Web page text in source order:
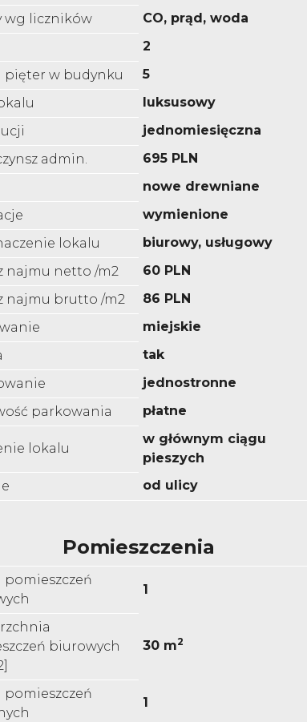
wg liczników
CO, prąd, woda
2
pięter w budynku
5
luksusowy
jednomiesięczna
admin.
695 PLN
nowe drewniane
wymienione
lokalu
biurowy, usługowy
najmu netto /m2
60 PLN
najmu brutto /m2
86 PLN
miejskie
tak
jednostronne
parkowania
płatne
lokalu
w głównym ciągu
pieszych
od ulicy
Pomieszczenia
pomieszczeń
1
biurowych
30 m2
pomieszczeń
1